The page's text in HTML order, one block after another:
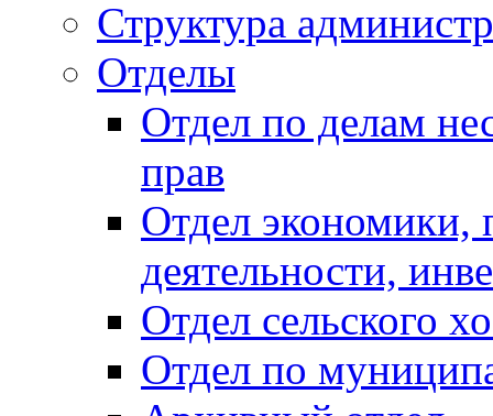
Структура
Отделы
Отдел по делам
прав
Отдел экономики,
деятельности,
Отдел сельского
Отдел по